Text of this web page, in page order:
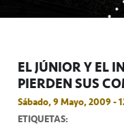
EL JÚNIOR Y EL
PIERDEN SUS
Sábado, 9 Mayo, 2009 -
ETIQUETAS: